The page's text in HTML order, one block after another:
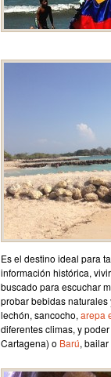
Es el destino ideal para
información histórica,
buscado para escuchar
probar bebidas
lechón, sancocho, arepa
diferentes climas, y
Cartagena) o Barú,